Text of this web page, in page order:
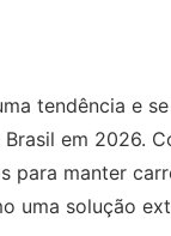
tendência e
em 2026.
para manter
uma solução